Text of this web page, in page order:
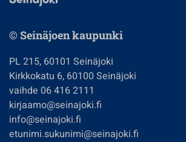
© Seinäjoen kaupunki
PL 215, 60101 Seinäjoki
Kirkkokatu 6, 60100 Seinäjoki
vaihde 06 416 2111
kirjaamo@seinajoki.fi
info@seinajoki.fi
etunimi.sukunimi@seinajoki.fi